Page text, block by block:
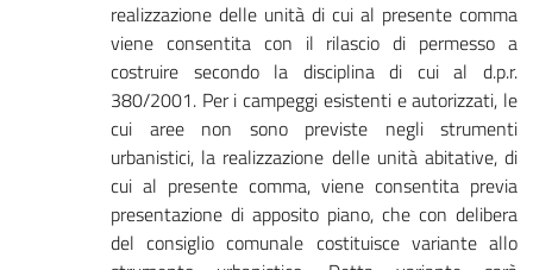
realizzazione delle unità di cui al presente comma
viene consentita con il rilascio di permesso a
costruire secondo la disciplina di cui al d.p.r.
380/2001. Per i campeggi esistenti e autorizzati, le
cui aree non sono previste negli strumenti
urbanistici, la realizzazione delle unità abitative, di
cui al presente comma, viene consentita previa
presentazione di apposito piano, che con delibera
del consiglio comunale costituisce variante allo